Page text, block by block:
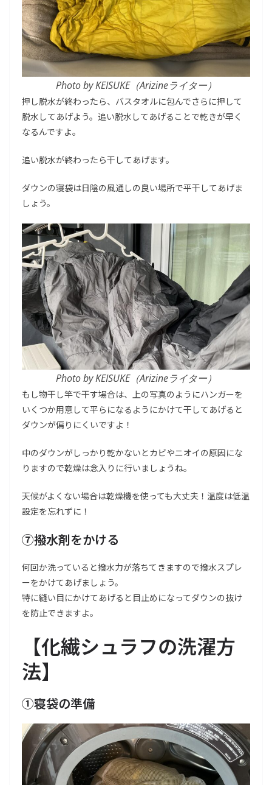
Photo by KEISUKE（Arizineライター）
押し脱水が終わったら、バスタオルに包んでさらに押して
脱水してあげよう。追い脱水してあげることで乾きが早く
なるんですよ。
追い脱水が終わったら干してあげます。
ダウンの寝袋は日陰の風通しの良い場所で平干してあげま
しょう。
Photo by KEISUKE（Arizineライター）
もし物干し竿で干す場合は、上の写真のようにハンガーを
いくつか用意して平らになるようにかけて干してあげると
ダウンが偏りにくいですよ！
中のダウンがしっかり乾かないとカビやニオイの原因にな
りますので乾燥は念入りに行いましょうね。
天候がよくない場合は乾燥機を使っても大丈夫！温度は低温
設定を忘れずに！
⑦撥水剤をかける
何回か洗っていると撥水力が落ちてきますので撥水スプレ
ーをかけてあげましょう。
特に縫い目にかけてあげると目止めになってダウンの抜け
を防止できますよ。
【化繊シュラフの洗濯方
法】
①寝袋の準備